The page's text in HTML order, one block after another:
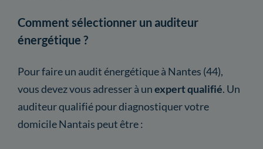
Comment sélectionner un auditeur
énergétique ?
Pour faire un audit énergétique à Nantes (44),
vous devez vous adresser à unexpert qualifié. Un
auditeur qualifié pour diagnostiquer votre
domicile Nantais peut être :